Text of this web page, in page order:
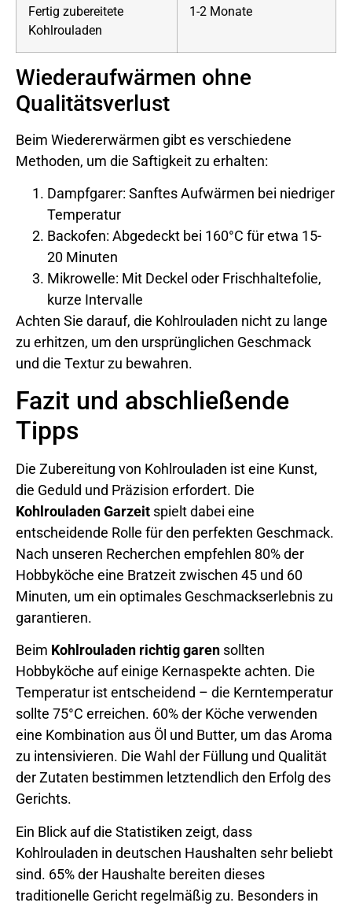
Fertig zubereitete
Kohlrouladen
1-2 Monate
Wiederaufwärmen ohne
Qualitätsverlust
Beim Wiedererwärmen gibt es verschiedene
Methoden, um die Saftigkeit zu erhalten:
Dampfgarer: Sanftes Aufwärmen bei niedriger
Temperatur
Backofen: Abgedeckt bei 160°C für etwa 15-
20 Minuten
Mikrowelle: Mit Deckel oder Frischhaltefolie,
kurze Intervalle
Achten Sie darauf, die Kohlrouladen nicht zu lange
zu erhitzen, um den ursprünglichen Geschmack
und die Textur zu bewahren.
Fazit und abschließende
Tipps
Die Zubereitung von Kohlrouladen ist eine Kunst,
die Geduld und Präzision erfordert. Die
Kohlrouladen Garzeit spielt dabei eine
entscheidende Rolle für den perfekten Geschmack.
Nach unseren Recherchen empfehlen 80% der
Hobbyköche eine Bratzeit zwischen 45 und 60
Minuten, um ein optimales Geschmackserlebnis zu
garantieren.
Beim Kohlrouladen richtig garen sollten
Hobbyköche auf einige Kernaspekte achten. Die
Temperatur ist entscheidend – die Kerntemperatur
sollte 75°C erreichen. 60% der Köche verwenden
eine Kombination aus Öl und Butter, um das Aroma
zu intensivieren. Die Wahl der Füllung und Qualität
der Zutaten bestimmen letztendlich den Erfolg des
Gerichts.
Ein Blick auf die Statistiken zeigt, dass
Kohlrouladen in deutschen Haushalten sehr beliebt
sind. 65% der Haushalte bereiten dieses
traditionelle Gericht regelmäßig zu. Besonders in